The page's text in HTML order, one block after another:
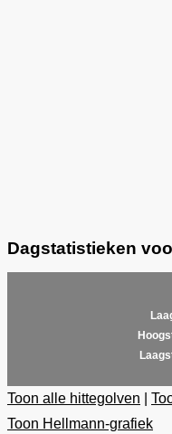
Dagstatistieken
Toon alle hittegolven
Toon Hellmann-grafiek